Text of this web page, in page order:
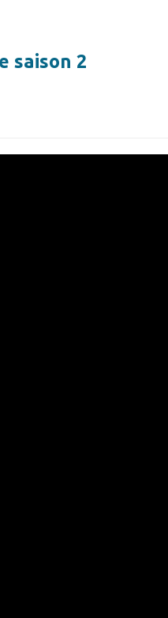
saison 2